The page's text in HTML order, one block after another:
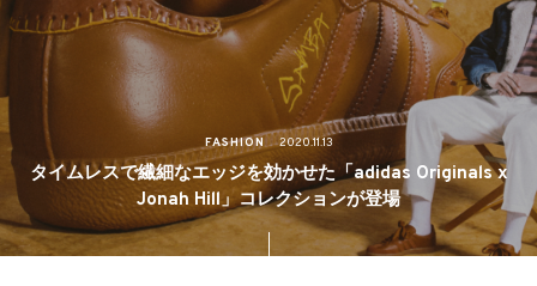
FASHION 2020.11.13
タイムレスで繊細なエッジを効かせた「adidas Originals x
Jonah Hill」コレクションが登場